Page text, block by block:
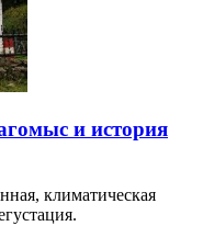
и история
климатическая